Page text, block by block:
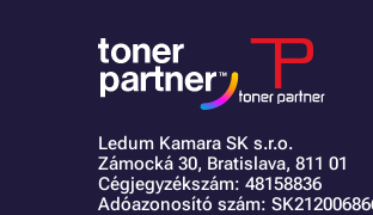
Ledum Kamara SK s.r.o.
Zámocká 30, Bratislava, 811 01
Cégjegyzékszám: 48158836
Adóazonosító szám: